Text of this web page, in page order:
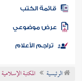
المكتبة
الكتب
موضوعي
تراجم الأعلام
الرئيسية المكتبة الإسلامية